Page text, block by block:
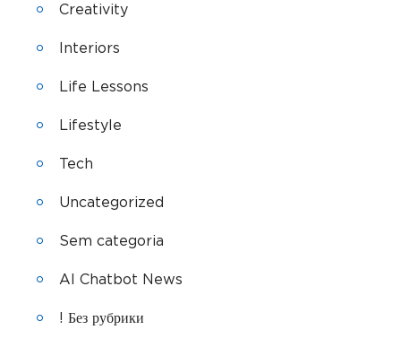
Creativity
Interiors
Life Lessons
Lifestyle
Tech
Uncategorized
Sem categoria
AI Chatbot News
! Без рубрики